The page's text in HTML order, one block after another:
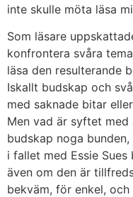
inte skulle möta läsa
Som läsare
konfrontera svåra
läsa den resulterande
Iskallt budskap och
med saknade bitar
Men vad är syftet med
budskap noga
i fallet med Essie
även om den är
bekväm, för enkel,